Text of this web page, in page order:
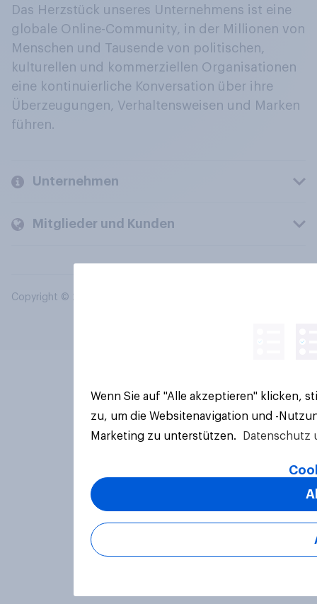
Das Herzstück unseres Unternehmens ist eine
globale Online-Community, in der Millionen von
Menschen und Tausende von politischen,
kulturellen und kommerziellen Organisationen
eine kontinuierliche Konversation über ihre
Überzeugungen, Verhaltensweisen und Marken
führen.
Unternehmen
Mitglieder und Kunden
Copyright © 2026 YouGov PLC. Alle Rechte vorbehalten.
Wenn Sie auf "Alle akzeptieren" klicken,
zu, um die Websitenavigation und -
Marketing zu unterstützen.
Datenschutz